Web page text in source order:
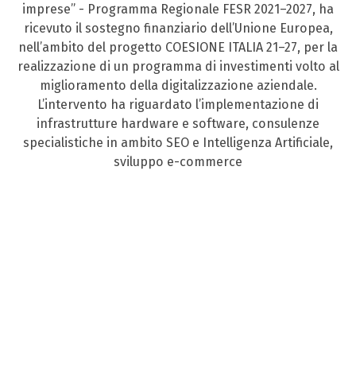
imprese” - Programma Regionale FESR 2021–2027, ha
ricevuto il sostegno finanziario dell’Unione Europea,
nell’ambito del progetto COESIONE ITALIA 21–27, per la
realizzazione di un programma di investimenti volto al
miglioramento della digitalizzazione aziendale.
L’intervento ha riguardato l’implementazione di
infrastrutture hardware e software, consulenze
specialistiche in ambito SEO e Intelligenza Artificiale,
sviluppo e-commerce